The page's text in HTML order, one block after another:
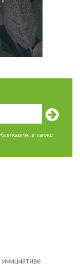
а также